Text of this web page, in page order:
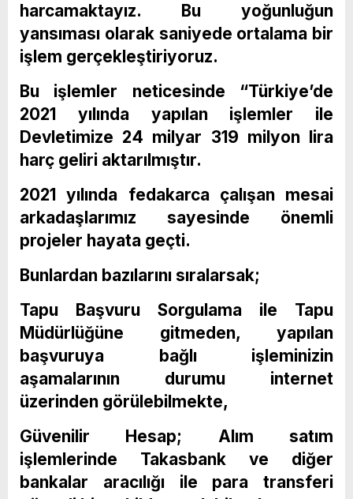
harcamaktayız. Bu yoğunluğun
yansıması olarak saniyede ortalama bir
işlem gerçekleştiriyoruz.
Bu işlemler neticesinde “Türkiye’de
2021 yılında yapılan işlemler ile
Devletimize 24 milyar 319 milyon lira
harç geliri aktarılmıştır.
2021 yılında fedakarca çalışan mesai
arkadaşlarımız sayesinde önemli
projeler hayata geçti.
Bunlardan bazılarını sıralarsak;
Tapu Başvuru Sorgulama ile Tapu
Müdürlüğüne gitmeden, yapılan
başvuruya bağlı işleminizin
aşamalarının durumu internet
üzerinden görülebilmekte,
Güvenilir Hesap; Alım satım
işlemlerinde Takasbank ve diğer
bankalar aracılığı ile para transferi